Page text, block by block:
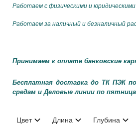
Работаем с физическими и
Работаем за наличный и безналичный
Принимаем к оплате банковские
Бесплатная доставка до ТК ПЭК
средам и Деловые линии по
Цвет Длина Глубина